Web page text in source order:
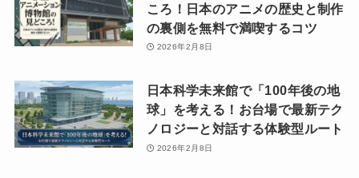
ころ！日本のアニメの歴史と制作
の裏側を無料で満喫するコツ
2026年2月8日
日本科学未来館で「100年後の地
球」を考える！お台場で最新テク
ノロジーと対話する体験型ルート
2026年2月8日